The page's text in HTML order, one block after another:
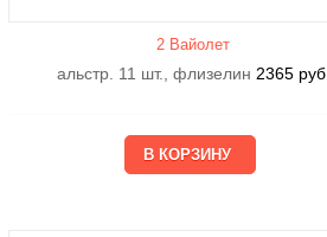
2 Вайолет
альстр. 11 шт., флизелин 2365